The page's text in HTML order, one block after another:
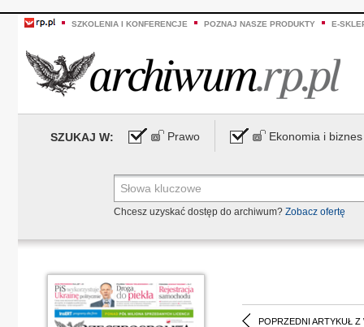
SZKOLENIA I KONFERENCJE POZNAJ NASZE PRODUKTY E-
SZUKAJ W: Prawo Ekonomia i biznes
Chcesz uzyskać dostęp do archiwum? Zobacz ofertę
POPRZEDNI ARTYKUŁ Z